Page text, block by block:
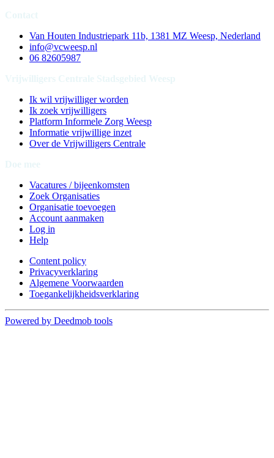
Van Houten Industriepark 11b, 1381 MZ Weesp, Nederland
info@vcweesp.nl
06 82605987
Ik wil vrijwilliger worden
Ik zoek vrijwilligers
Platform Informele Zorg Weesp
Informatie vrijwillige inzet
Over de Vrijwilligers Centrale
Vacatures / bijeenkomsten
Zoek Organisaties
Organisatie toevoegen
Account aanmaken
Log in
Help
Content policy
Privacyverklaring
Algemene Voorwaarden
Toegankelijkheidsverklaring
Powered by Deedmob tools